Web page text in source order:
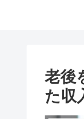
老後
た収